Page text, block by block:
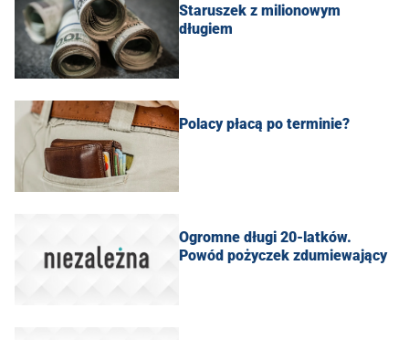
Staruszek z milionowym
długiem
Polacy płacą po terminie?
Ogromne długi 20-latków.
Powód pożyczek zdumiewający